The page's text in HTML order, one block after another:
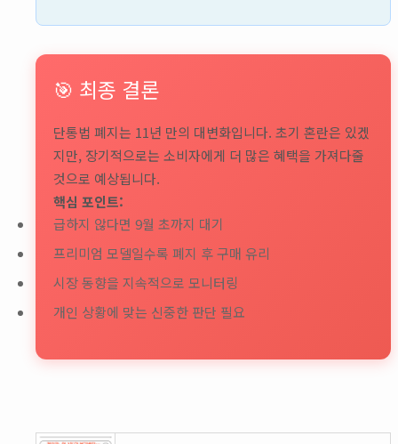
🎯 최종 결론
단통법 폐지는 11년 만의 대변화입니다. 초기 혼란은 있겠
지만, 장기적으로는 소비자에게 더 많은 혜택을 가져다줄
것으로 예상됩니다.
핵심 포인트:
급하지 않다면 9월 초까지 대기
프리미엄 모델일수록 폐지 후 구매 유리
시장 동향을 지속적으로 모니터링
개인 상황에 맞는 신중한 판단 필요